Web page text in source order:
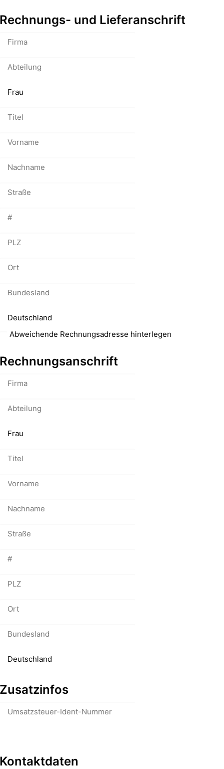
und Lieferanschrift
Abweichende Rechnungsadresse hinterlegen